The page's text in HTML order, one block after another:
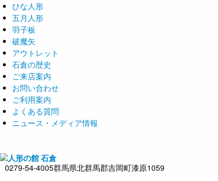
ひな人形
五月人形
羽子板
破魔矢
アウトレット
石倉の歴史
ご来店案内
お問い合わせ
ご利用案内
よくある質問
ニュース・メディア情報
0279-54-4005群馬県北群馬郡吉岡町漆原1059